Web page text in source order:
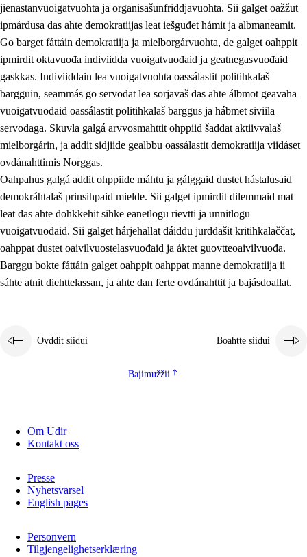
2. Oahppama prinsihpat, ovdáneapmi ja oahppahábmen
2.1 Sosiála oahppan ja ovdáneapmi
2.2 Gealbu fágain
2.3 Vuođđogálggat
2.4 Oahppat oahppat
Fágaidrasttideaddji fáttát
2.5 Fágaidrasttideaddji fáttát
2.5.1 Álbmotdearvvašvuohta ja eallimis birget
2.5.2 Demokratiija ja mielborgárvuohta
2.5.3 Guoddevaš ovdáneapmi
jienastanvuoigatvuohta ja organisašunfriddjavuohta. Sii galget oažžut
ipmárdusa das ahte demokratiijas leat iešguđet hámit ja albmaneamit.
Go barget fáttáin demokratiija ja mielborgárvuohta, de galget oahppit
ipmirdit oktavuođa indiviidda vuoigatvuođaid ja geatnegasvuođaid
gaskkas. Indiviiddain lea vuoigatvuohta oassálastit politihkalaš
bargguin, seammás go servodat lea sorjavaš das ahte álbmot geavaha
vuoigatvuođaid oassálastit politihkalaš barggus ja hábmet siviila
servodaga. Skuvla galgá arvvosmahttit ohppiid šaddat aktiivvalaš
mielborgárin, ja addit sidjiide gealbbu oassálastit demokratiija viidáset
ovdánahttimis Norggas.
Oahpahus galgá addit ohppiide máhtu ja gálggaid dustet hástalusaid
demokráhtalaš prinsihpaid mielde. Sii galget ipmirdit dilemmaid mat
leat das ahte dohkkehit sihke eanetlogu rievtti ja unnitlogu
vuoigatvuođaid. Sii galget hárjehallat dáiddu jurddašit kritihkalaččat,
oahppat dustet oaivilvuostelasvuođaid ja áktet guovtteoaivilvuođa.
Barggu bokte fáttáin galget oahppit oahppat manne demokratiija ii
sáhte atnit diehttelassan, ja ahte dan ferte ovdánahttit ja bajásdoallat.
Ovddit siidui Boahtte siidui
Bajimužžii
Om Udir
Kontakt oss
Presse
Nyhetsvarsel
English pages
Personvern
Tilgjengelighetserklæring